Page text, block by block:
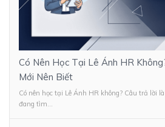
Có Nên Học Tại Lê Ánh HR
Mới Nên Biết
Có nên học tại Lê Ánh HR không? Câu trả lời
đang tìm...